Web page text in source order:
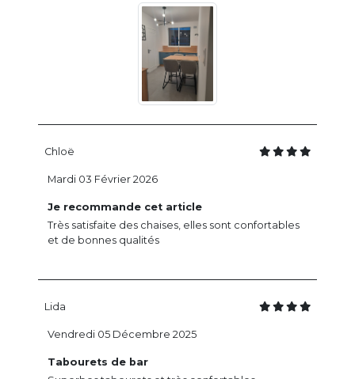
Chloë
Je recommande cet article
Très satisfaite des chaises, elles sont confortables
et de bonnes qualités
Mardi 03 Février 2026
Lida
Tabourets de bar
Vendredi 05 Décembre 2025